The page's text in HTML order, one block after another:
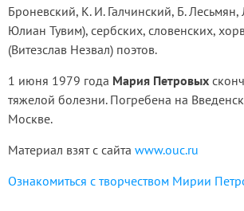
Броневский, К. И. Галчинский, Б.
Юлиан Тувим), сербских, словенских,
(Витезслав Незвал) поэтов.
1 июня 1979 года Мария Петровых
тяжелой болезни. Погребена на
Москве.
Материал взят с сайта www.ouc.ru
Ознакомиться с творчеством Мирии